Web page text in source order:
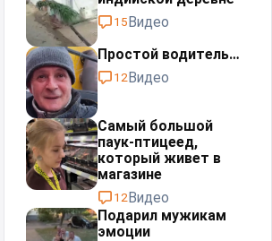
15Видео
Простой водитель…
12Видео
Самый большой
паук-птицеед,
который живет в
магазине
12Видео
Подарил мужикам
эмоции